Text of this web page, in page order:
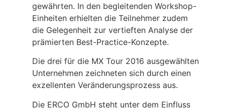
gewährten. In den begleitenden Workshop-
Einheiten erhielten die Teilnehmer zudem
die Gelegenheit zur vertieften Analyse der
prämierten Best-Practice-Konzepte.
Die drei für die MX Tour 2016 ausgewählten
Unternehmen zeichneten sich durch einen
exzellenten Veränderungsprozess aus.
Die ERCO GmbH steht unter dem Einfluss